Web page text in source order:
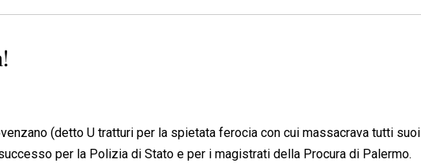
0
0
7
(detto U tratturi per la spietata ferocia con cui massacrava tutti suoi
per la Polizia di Stato e per i magistrati della Procura di Palermo.